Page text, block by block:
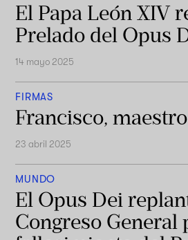
El Papa León XIV
Prelado del Opus
14 mayo 2025
FIRMAS
Francisco,
23 abril 2025
MUNDO
El Opus Dei
Congreso General